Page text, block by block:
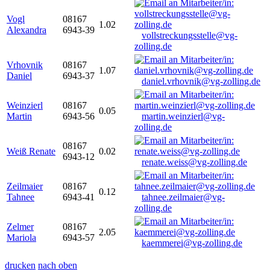
Vogl
Alexandra
08167
6943-39
1.02
vollstreckungsstelle@vg-
zolling.de
Vrhovnik
Daniel
08167
6943-37
1.07
daniel.vrhovnik@vg-zolling.de
Weinzierl
Martin
08167
6943-56
0.05
martin.weinzierl@vg-
zolling.de
Weiß Renate
08167
6943-12
0.02
renate.weiss@vg-zolling.de
Zeilmaier
Tahnee
08167
6943-41
0.12
tahnee.zeilmaier@vg-
zolling.de
Zelmer
Mariola
08167
6943-57
2.05
kaemmerei@vg-zolling.de
drucken nach oben